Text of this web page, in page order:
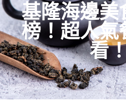
基隆海邊美
榜！超人氣
看